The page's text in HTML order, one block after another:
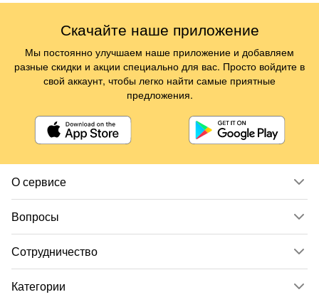
О сервисе
Вопросы
Сотрудничество
Категории
Скачайте наше приложение
Мы постоянно улучшаем наше приложение и добавляем
разные скидки и акции специально для вас. Просто войдите в
свой аккаунт, чтобы легко найти самые приятные
предложения.